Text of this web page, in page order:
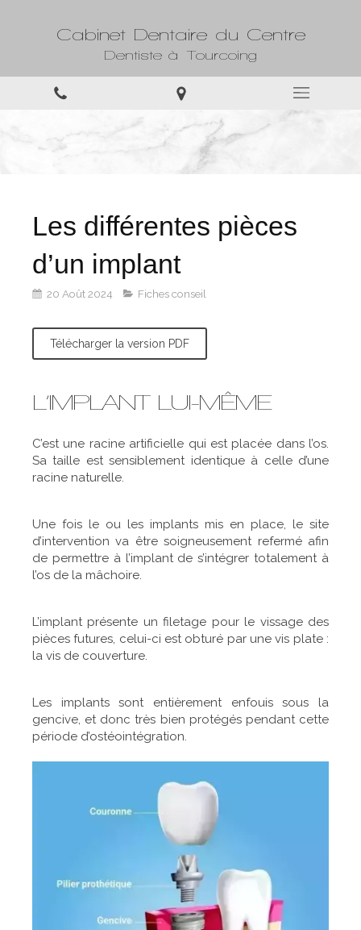
Cabinet Dentaire du Centre
Dentiste à Tourcoing
Les différentes pièces
d’un implant
20 Août 2024 Fiches conseil
Télécharger la version PDF
L’IMPLANT LUI-MÊME
C’est une racine artificielle qui est placée dans l’os.
Sa taille est sensiblement identique à celle d’une
racine naturelle.
Une fois le ou les implants mis en place, le site
d’intervention va être soigneusement refermé afin
de permettre à l’implant de s’intégrer totalement à
l’os de la mâchoire.
L’implant présente un filetage pour le vissage des
pièces futures, celui-ci est obturé par une vis plate :
la vis de couverture.
Les implants sont entièrement enfouis sous la
gencive, et donc très bien protégés pendant cette
période d’ostéointégration.